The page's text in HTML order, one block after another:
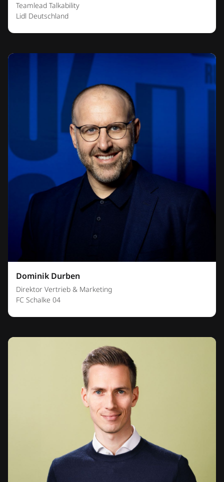
Teamlead Talkability
Lidl Deutschland
Dominik Durben
Direktor Vertrieb & Marketing
FC Schalke 04